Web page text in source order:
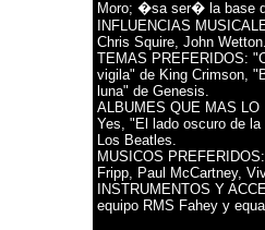
Moro; �sa ser� la base
INFLUENCIAS
Chris Squire, John
TEMAS PREFERIDOS:
vigila" de King Crimson,
luna" de Genesis.
ALBUMES QUE MAS LO
Yes, "El lado oscuro de
Los Beatles.
MUSICOS
Fripp, Paul McCartney,
INSTRUMENTOS Y
equipo RMS Fahey y